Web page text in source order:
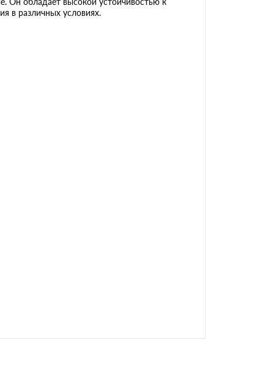
в различных условиях.